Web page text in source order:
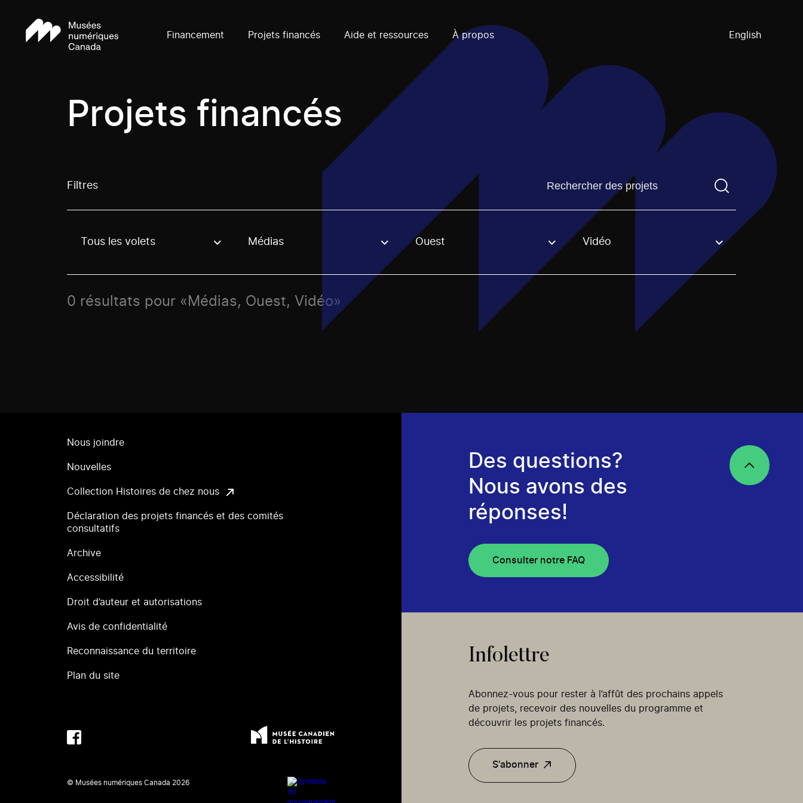
Financement Projets financés Aide et ressources À propos English
Projets financés
Filtres Trouvez un projetVous devez saisir un terme de
Use these options to filter projects by topic, stream or regon. The filter will be applied when selecting an option.
Tous les volets Médias Ouest Vidéo
0 résultats pour «Médias, Ouest, Vidéo»
Nous joindre
Nouvelles
Collection Histoires de chez nous
Déclaration des projets financés et des comités
consultatifs
Archive
Accessibilité
Droit d’auteur et autorisations
Avis de confidentialité
Reconnaissance du territoire
Plan du site
© Musées numériques Canada 2026
Des questions?
Nous avons des
réponses!
Consulter notre FAQ
Infolettre
Abonnez-vous pour rester à l’affût des prochains appels
de projets, recevoir des nouvelles du programme et
découvrir les projets financés.
S'abonner